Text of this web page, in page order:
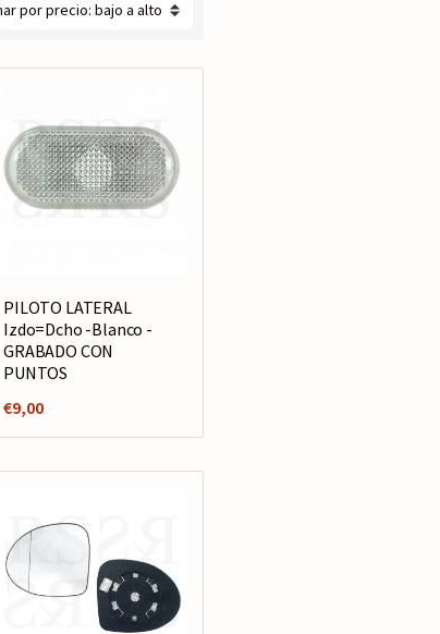
PILOTO LATERAL
Izdo=Dcho -Blanco -
GRABADO CON
PUNTOS
€9,00